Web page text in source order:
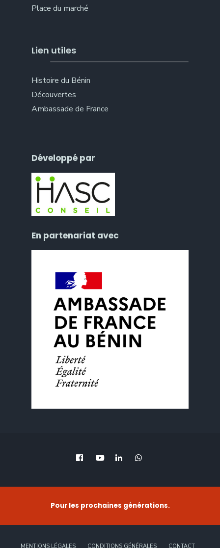
Place du marché
Lien utiles
Histoire du Bénin
Découvertes
Ambassade de France
Développé par
En partenariat avec
Pour les prochaines générations.
MENTIONS LÉGALES CONDITIONS GÉNÉRALES CONTACT